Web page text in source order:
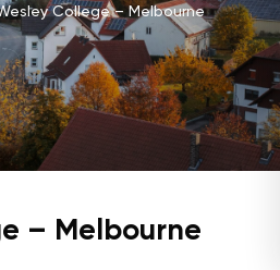
College – Melbourne
– Melbourne